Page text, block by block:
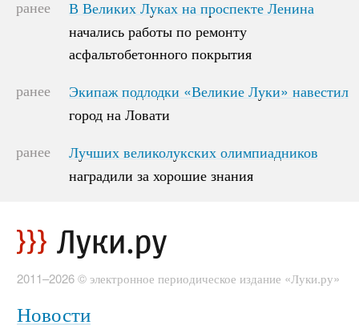
ранее
В Великих Луках на проспекте Ленина
начались работы по ремонту
асфальтобетонного покрытия
В Великих Луках на проспекте Ленина
начались работы по ремонту
асфальтобетонного покрытия
ранее
Экипаж подлодки «Великие Луки» навестил
город на Ловати
Экипаж подлодки «Великие Луки» навестил
город на Ловати
ранее
Лучших великолукских олимпиадников
наградили за хорошие знания
Лучших великолукских олимпиадников
наградили за хорошие знания
2011–2026 © электронное периодическое издание «Луки.ру»
Новости